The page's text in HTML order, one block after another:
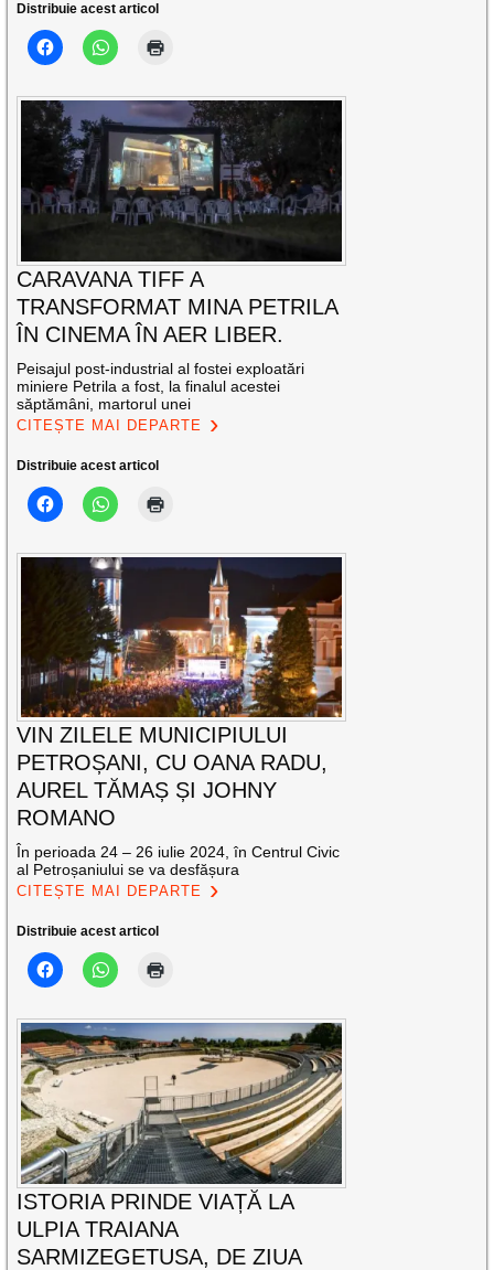
Distribuie acest articol
CARAVANA TIFF A
TRANSFORMAT MINA PETRILA
ÎN CINEMA ÎN AER LIBER.
Peisajul post-industrial al fostei exploatări
miniere Petrila a fost, la finalul acestei
săptămâni, martorul unei
CITEȘTE MAI DEPARTE
Distribuie acest articol
VIN ZILELE MUNICIPIULUI
PETROȘANI, CU OANA RADU,
AUREL TĂMAȘ ȘI JOHNY
ROMANO
În perioada 24 – 26 iulie 2024, în Centrul Civic
al Petroșaniului se va desfășura
CITEȘTE MAI DEPARTE
Distribuie acest articol
ISTORIA PRINDE VIAȚĂ LA
ULPIA TRAIANA
SARMIZEGETUSA, DE ZIUA